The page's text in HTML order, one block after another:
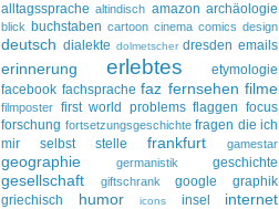
alltagssprache altindisch amazon archäologie
blick buchstaben cartoon cinema comics design
deutsch dialekte dolmetscher dresden emails
erinnerung erlebtes
etymologie
facebook fachsprache faz fernsehen filme
filmposter first world problems flaggen focus
forschung fortsetzungsgeschichte fragen die ich
mir selbst stelle
frankfurt gamestar
geographie germanistik geschichte
gesellschaft giftschrank google
graphik
griechisch
humor icons insel internet